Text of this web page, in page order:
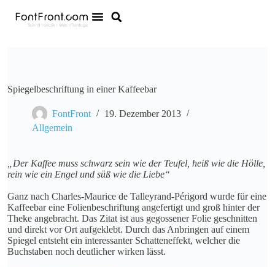
Spiegelbeschriftung in einer Kaffeebar
FontFront
19. Dezember 2013
Allgemein
„Der Kaffee muss schwarz sein wie der Teufel, heiß wie die Hölle,
rein wie ein Engel und süß wie die Liebe“
Ganz nach Charles-Maurice de Talleyrand-Périgord wurde für eine
Kaffeebar eine Folienbeschriftung angefertigt und groß hinter der
Theke angebracht. Das Zitat ist aus gegossener Folie geschnitten
und direkt vor Ort aufgeklebt. Durch das Anbringen auf einem
Spiegel entsteht ein interessanter Schatteneffekt, welcher die
Buchstaben noch deutlicher wirken lässt.